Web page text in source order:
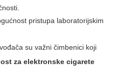
pristupa laboratorijskim
su važni čimbenici koji
za elektronske cigarete